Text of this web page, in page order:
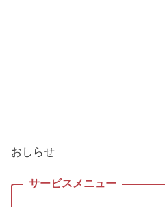
おしらせ